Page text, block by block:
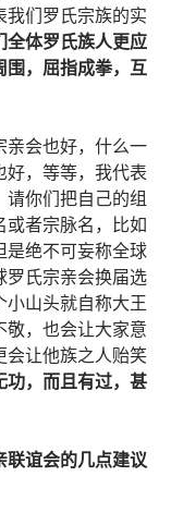
我们罗氏宗族的实
全体罗氏族人更应
围，屈指成拳，互
亲会也好，什么一
好，等等，我代表
你们把自己的组
或者宗脉名，比如
是绝不可妄称全球
罗氏宗亲会换届选
小山头就自称大王
敬，也会让大家意
会让他族之人贻笑
功，而且有过，甚
联谊会的几点建议